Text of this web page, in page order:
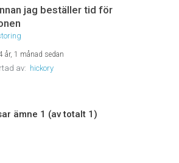
jag beställer tid för
år, 1 månad sedan
av: hickory
ämne 1 (av totalt 1)